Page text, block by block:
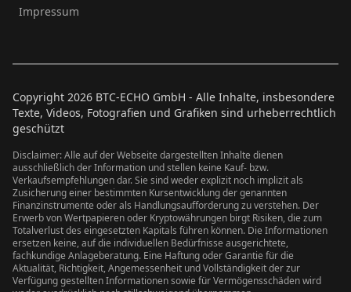
Impressum
Copyright 2026 BTC-ECHO GmbH - Alle Inhalte, insbesondere
Texte, Videos, Fotografien und Grafiken sind urheberrechtlich
geschützt
Disclaimer: Alle auf der Webseite dargestellten Inhalte dienen
ausschließlich der Information und stellen keine Kauf- bzw.
Verkaufsempfehlungen dar. Sie sind weder explizit noch implizit als
Zusicherung einer bestimmten Kursentwicklung der genannten
Finanzinstrumente oder als Handlungsaufforderung zu verstehen. Der
Erwerb von Wertpapieren oder Kryptowährungen birgt Risiken, die zum
Totalverlust des eingesetzten Kapitals führen können. Die Informationen
ersetzen keine, auf die individuellen Bedürfnisse ausgerichtete,
fachkundige Anlageberatung. Eine Haftung oder Garantie für die
Aktualität, Richtigkeit, Angemessenheit und Vollständigkeit der zur
Verfügung gestellten Informationen sowie für Vermögensschäden wird